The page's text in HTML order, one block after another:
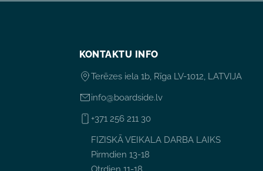
KONTAKTU INFO
Terēzes iela 1b, Rīga LV-1012, LATVIJA
info@boardside.lv
+371 256 211 30
FIZISKĀ VEIKALA DARBA LAIKS
Pirmdien 13-18